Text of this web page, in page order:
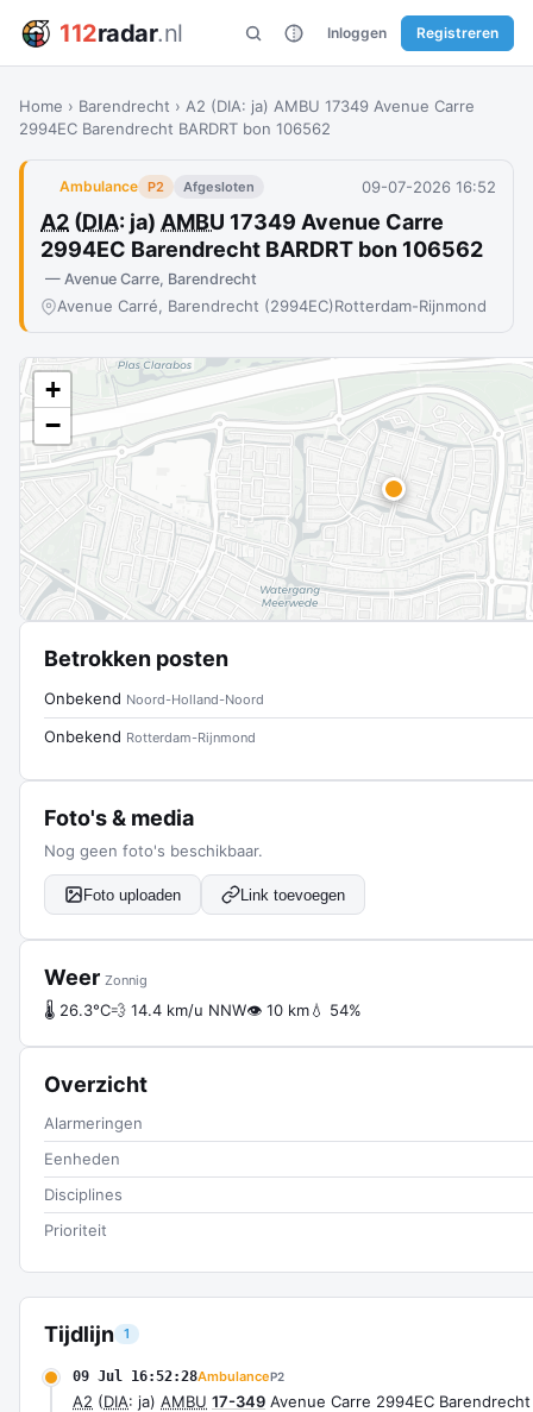
112radar.nl Inloggen Registreren
Home › Barendrecht › A2 (DIA: ja) AMBU 17349 Avenue Carre
2994EC Barendrecht BARDRT bon 106562
Ambulance P2 Afgesloten 09-07-2026 16:52
A2 (DIA: ja) AMBU 17349 Avenue Carre
2994EC Barendrecht BARDRT bon 106562
— Avenue Carre, Barendrecht
Avenue Carré, Barendrecht (2994EC)Rotterdam-Rijnmond
Tijdlijn 1
09 Jul 16:52:28AmbulanceP2
A2 (DIA: ja) AMBU 17-349 Avenue Carre 2994EC
+
−
Betrokken posten
Onbekend Noord-Holland-Noord
Onbekend Rotterdam-Rijnmond
Foto's & media
Nog geen foto's beschikbaar.
Foto uploaden Link toevoegen
Weer Zonnig
🌡 26.3°C💨 14.4 km/u NNW👁 10 km💧 54%
Overzicht
Alarmeringen
Eenheden
Disciplines
Prioriteit